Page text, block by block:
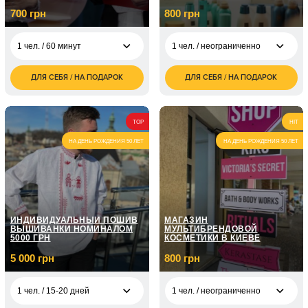
700 грн
1 чел. / 60 минут
грн
1 чел. / Курс
мастерства / 8
занятий по 1 часу
5 050
грн
1 чел. / Курс
ораторского
мастерства / 12
занятий по 1 часу
7 150
грн
ДЛЯ СЕБЯ / НА ПОДАРОК
800 грн
1 чел. / неограниченно
1 чел. /
неограниченно
грн
1 чел. /
неограниченно
1 200
грн
неограниченно
1 600
грн
1 чел. /
неограниченно
2 000
грн
ДЛЯ СЕБЯ / НА ПОДАРОК
TOP
НА ДЕНЬ РОЖДЕНИЯ 50 ЛЕТ
ИНДИВИДУАЛЬНЫЙ ПОШИВ
ВЫШИВАНКИ НОМИНАЛОМ
5000 ГРН
5 000 грн
1 чел. / 15-20 дней
HIT
НА ДЕНЬ РОЖДЕНИЯ 50 ЛЕТ
МАГАЗИН
МУЛЬТИБРЕНДОВОЙ
КОСМЕТИКИ В КИЕВЕ
800 грн
1 чел. / неограниченно